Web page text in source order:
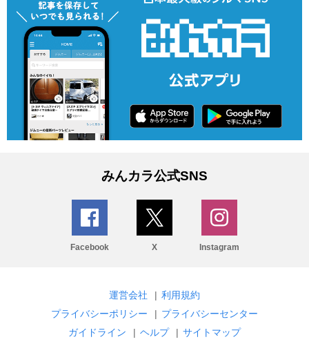
みんカラ公式SNS
Facebook X Instagram
運営会社 | 利用規約
プライバシーポリシー
| プライバシーセンター
ガイドライン
| ヘルプ | サイトマップ